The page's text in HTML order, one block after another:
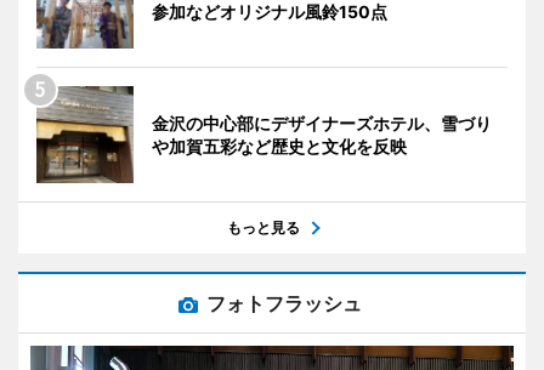
参加などオリジナル風鈴150点
金沢の中心部にデザイナーズホテル、雪づり
や加賀五彩など歴史と文化を反映
もっと見る
フォトフラッシュ